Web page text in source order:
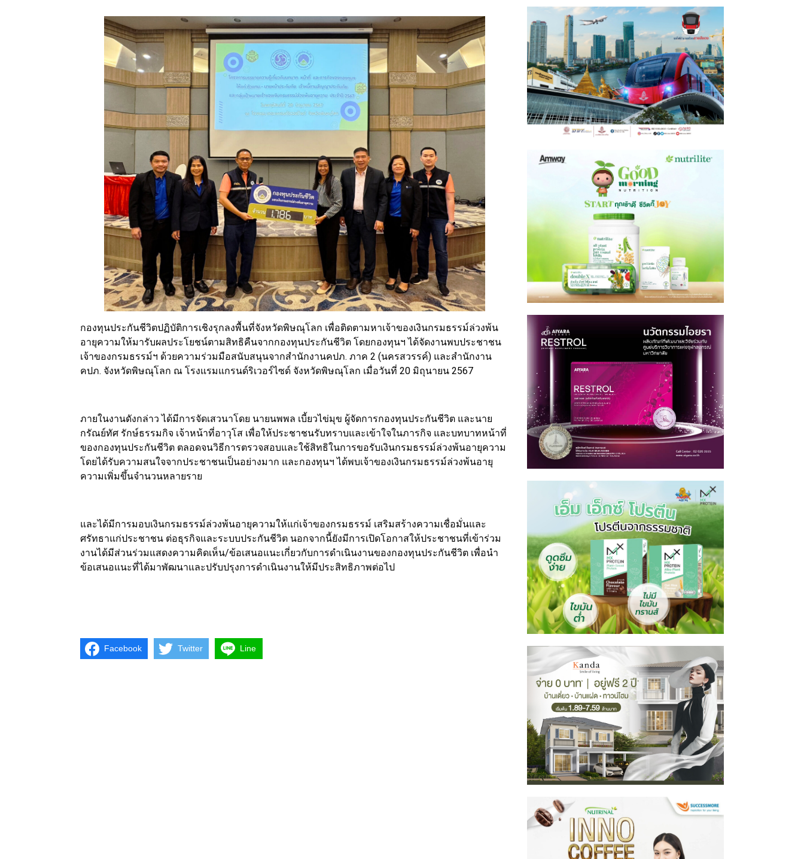
กองทุนประกันชีวิตปฏิบัติการเชิงรุกลงพื้นที่จังหวัดพิษณุโลก เพื่อติดตามหาเจ้าของเงินกรมธรรม์ล่วงพ้น
อายุความให้มารับผลประโยชน์ตามสิทธิคืนจากกองทุนประกันชีวิต โดยกองทุนฯ ได้จัดงานพบประชาชน
เจ้าของกรมธรรม์ฯ ด้วยความร่วมมือสนับสนุนจากสำนักงานคปภ. ภาค 2 (นครสวรรค์) และสำนักงาน
คปภ. จังหวัดพิษณุโลก ณ โรงแรมแกรนด์ริเวอร์ไซด์ จังหวัดพิษณุโลก เมื่อวันที่ 20 มิถุนายน 2567
ภายในงานดังกล่าว ได้มีการจัดเสวนาโดย นายนพพล เบี้ยวไข่มุข ผู้จัดการกองทุนประกันชีวิต และนาย
กรัณย์ทัศ รักษ์ธรรมกิจ เจ้าหน้าที่อาวุโส เพื่อให้ประชาชนรับทราบและเข้าใจในภารกิจ และบทบาทหน้าที่
ของกองทุนประกันชีวิต ตลอดจนวิธีการตรวจสอบและใช้สิทธิในการขอรับเงินกรมธรรม์ล่วงพ้นอายุความ
โดยได้รับความสนใจจากประชาชนเป็นอย่างมาก และกองทุนฯ ได้พบเจ้าของเงินกรมธรรม์ล่วงพ้นอายุ
ความเพิ่มขึ้นจำนวนหลายราย
และได้มีการมอบเงินกรมธรรม์ล่วงพ้นอายุความให้แก่เจ้าของกรมธรรม์ เสริมสร้างความเชื่อมั่นและ
ศรัทธาแก่ประชาชน ต่อธุรกิจและระบบประกันชีวิต นอกจากนี้ยังมีการเปิดโอกาสให้ประชาชนที่เข้าร่วม
งานได้มีส่วนร่วมแสดงความคิดเห็น/ข้อเสนอแนะเกี่ยวกับการดำเนินงานของกองทุนประกันชีวิต เพื่อนำ
ข้อเสนอแนะที่ได้มาพัฒนาและปรับปรุงการดำเนินงานให้มีประสิทธิภาพต่อไป
Facebook Twitter Line